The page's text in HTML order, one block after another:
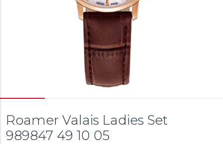
Roamer Valais Ladies Set
989847 49 10 05